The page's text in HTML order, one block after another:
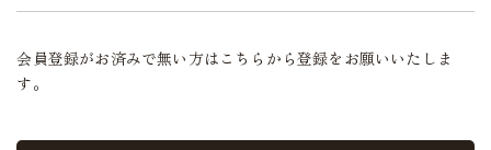
会員登録がお済みで無い方はこちらから登録をお願いいたしま
す。